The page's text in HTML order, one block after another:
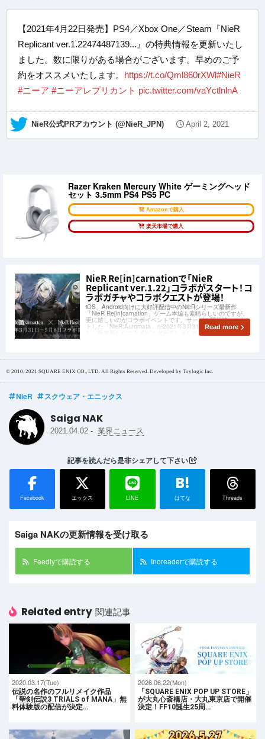
【2021年4月22日発売】PS4／Xbox One／Steam『NieR
Replicant ver.1.22474487139...』の特典情報を更新いたし
ました。数に限りがある場合がございます。早めのご予
約をオススメいたします。 https://t.co/Qml860rXWl#NieR
#ニーア #ニーアレプリカント pic.twitter.com/vaYctlnlnA
— NieR公式PRアカウント (@NieR_JPN) April 2, 2021
Razer Kraken Mercury White ゲーミングヘッド
セット 3.5mm PS4 PS5 PC
Amazonで購入
楽天市場で購入
NieR Re[in]carnationで「NieR
Replicant ver.1.22」コラボがスタート！コ
ラボガチャやコラボクエストが登場！
iOS、Android向けに大好評配信中のNieRシリーズ最新作
「NieR Re[in]carnation」ゲーム本編も素晴らしいのですが、
更に嬉しいのがコラボイベントです。サービス開始時にスター
トした「NieR:Automata」が2021年3月31日(水) 11:59で終了
し、早速新たなコラボがスタートしました！「
Read more
© 2010, 2021 SQUARE ENIX CO., LTD. All Rights Reserved. Developed by Toylogic Inc.
NieR スクウェア・エニックス
Saiga NAK
2021.04.02 - 業界ニュース
記事を読んだら是非シェアして下さい
Facebook エックス LINE
B!
はてな Threads
Saiga NAKの更新情報を受け取る
Feedlyで購読する Inoreaderで購読する
Related entry 関連記事
2020.03.17(Tue)
伝説の名作のフルリメイク作品
「聖剣伝説3 TRIALS of MANA」無
料体験版の配信が決定…
2026.06.22(Mon)
「SQUARE ENIX POP UP STORE」
が大丸心斎橋店・大丸東京店で開催
決定！FF10誕生25周…